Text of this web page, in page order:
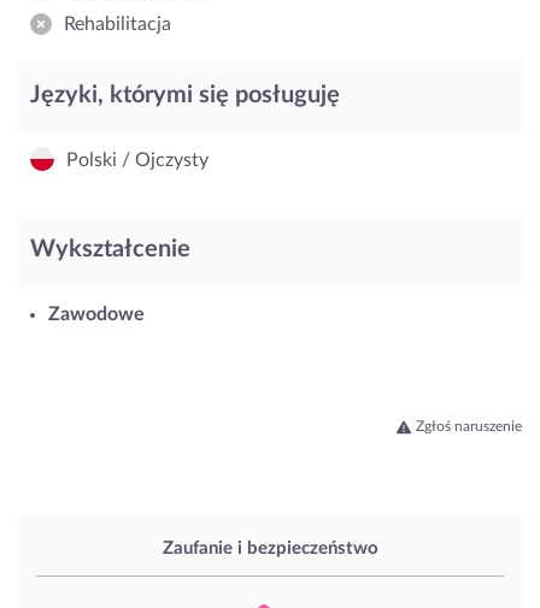
Zaufanie i bezpieczeństwo
Rehabilitacja
Języki, którymi się posługuję
Polski / Ojczysty
Wykształcenie
Zawodowe
Zgłoś naruszenie